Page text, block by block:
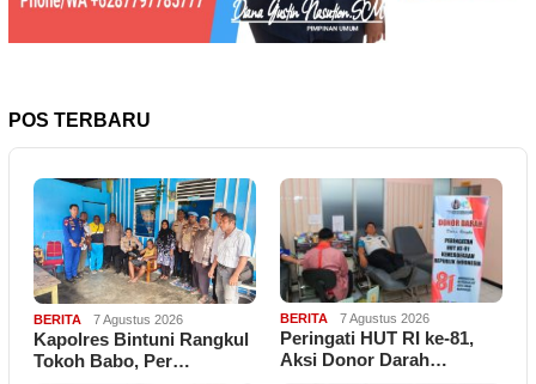
POS TERBARU
BERITA 7 Agustus 2026
Kapolres Bintuni Rangkul
Tokoh Babo, Per…
BERITA 7 Agustus 2026
Peringati HUT RI ke-81,
Aksi Donor Darah…